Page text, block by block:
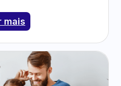
mais